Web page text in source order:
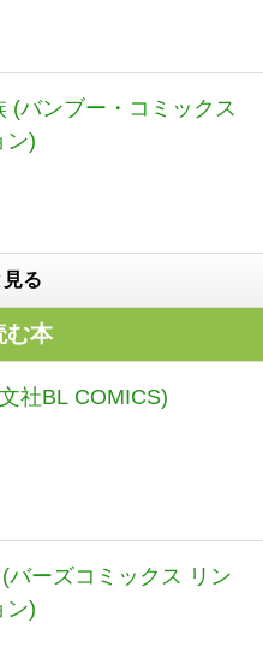
(バンブー・コミックス
ン)
見る
む本
社BL COMICS)
バーズコミックス リン
ン)